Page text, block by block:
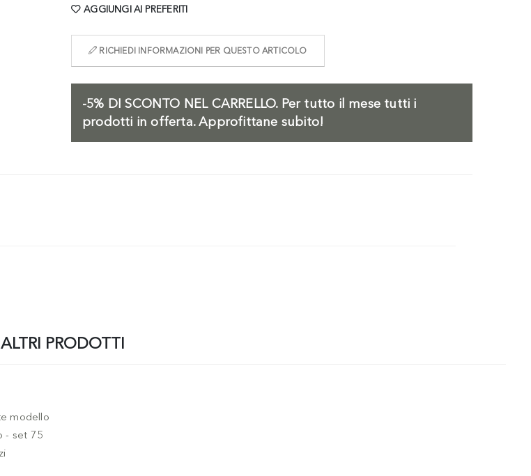
AGGIUNGI AI PREFERITI
RICHIEDI INFORMAZIONI PER QUESTO ARTICOLO
-5% DI SCONTO NEL CARRELLO.Per tutto il mese tutti i
prodotti in offerta. Approfittane subito!
ALTRI PRODOTTI